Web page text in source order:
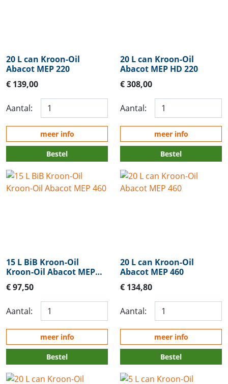
20 L can Kroon-Oil
Abacot MEP 220
€ 139,00
Aantal:
meer info
Bestel
20 L can Kroon-Oil
Abacot MEP HD 220
€ 308,00
Aantal:
meer info
Bestel
15 L BiB Kroon-Oil
Kroon-Oil Abacot MEP
460
€ 97,50
Aantal:
meer info
Bestel
20 L can Kroon-Oil
Abacot MEP 460
€ 134,80
Aantal:
meer info
Bestel